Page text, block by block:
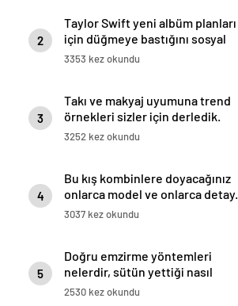
2
Taylor Swift yeni albüm planları
için düğmeye bastığını sosyal
medyadan duyurdu!
3353 kez okundu
3
Takı ve makyaj uyumuna trend
örnekleri sizler için derledik.
3252 kez okundu
4
Bu kış kombinlere doyacağınız
onlarca model ve onlarca detay.
3037 kez okundu
5
Doğru emzirme yöntemleri
nelerdir, sütün yettiği nasıl
anlaşılır?
2530 kez okundu